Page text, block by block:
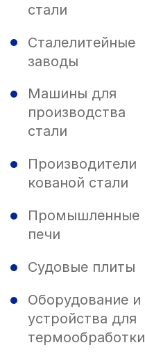
стали
Сталелитейные
заводы
Машины для
производства
стали
Производители
кованой стали
Промышленные
печи
Судовые плиты
Оборудование и
устройства для
термообработки